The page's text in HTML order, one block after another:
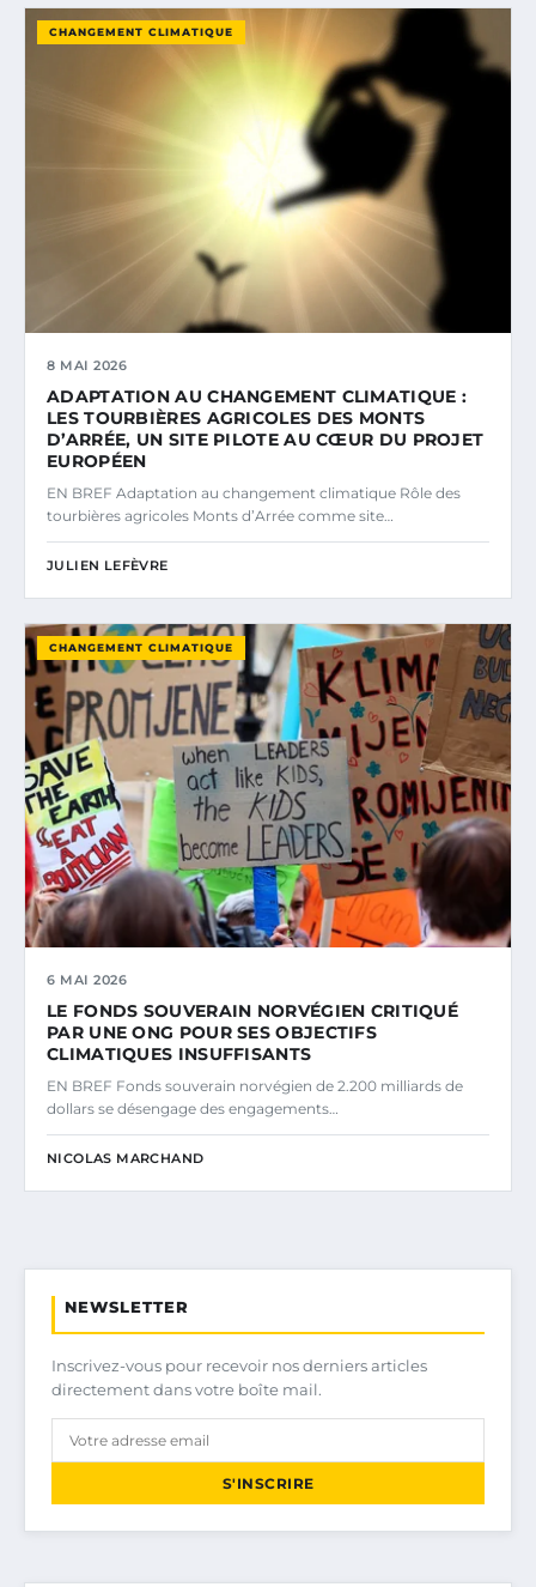
CHANGEMENT CLIMATIQUE
8 MAI 2026
ADAPTATION AU CHANGEMENT CLIMATIQUE :
LES TOURBIÈRES AGRICOLES DES MONTS
D’ARRÉE, UN SITE PILOTE AU CŒUR DU PROJET
EUROPÉEN
EN BREF Adaptation au changement climatique Rôle des
tourbières agricoles Monts d’Arrée comme site…
JULIEN LEFÈVRE
CHANGEMENT CLIMATIQUE
6 MAI 2026
LE FONDS SOUVERAIN NORVÉGIEN CRITIQUÉ
PAR UNE ONG POUR SES OBJECTIFS
CLIMATIQUES INSUFFISANTS
EN BREF Fonds souverain norvégien de 2.200 milliards de
dollars se désengage des engagements…
NICOLAS MARCHAND
NEWSLETTER
Inscrivez-vous pour recevoir nos derniers articles
directement dans votre boîte mail.
S'INSCRIRE